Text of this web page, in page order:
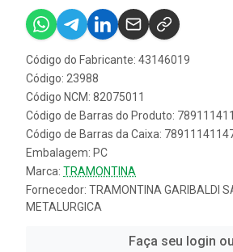
Código do Fabricante: 43146019
Código: 23988
Código NCM: 82075011
Código de Barras do Produto:
Código de Barras da Caixa:
Embalagem: PC
Marca: TRAMONTINA
Fornecedor: TRAMONTINA GARIBALDI
METALURGICA
Faça seu login ou